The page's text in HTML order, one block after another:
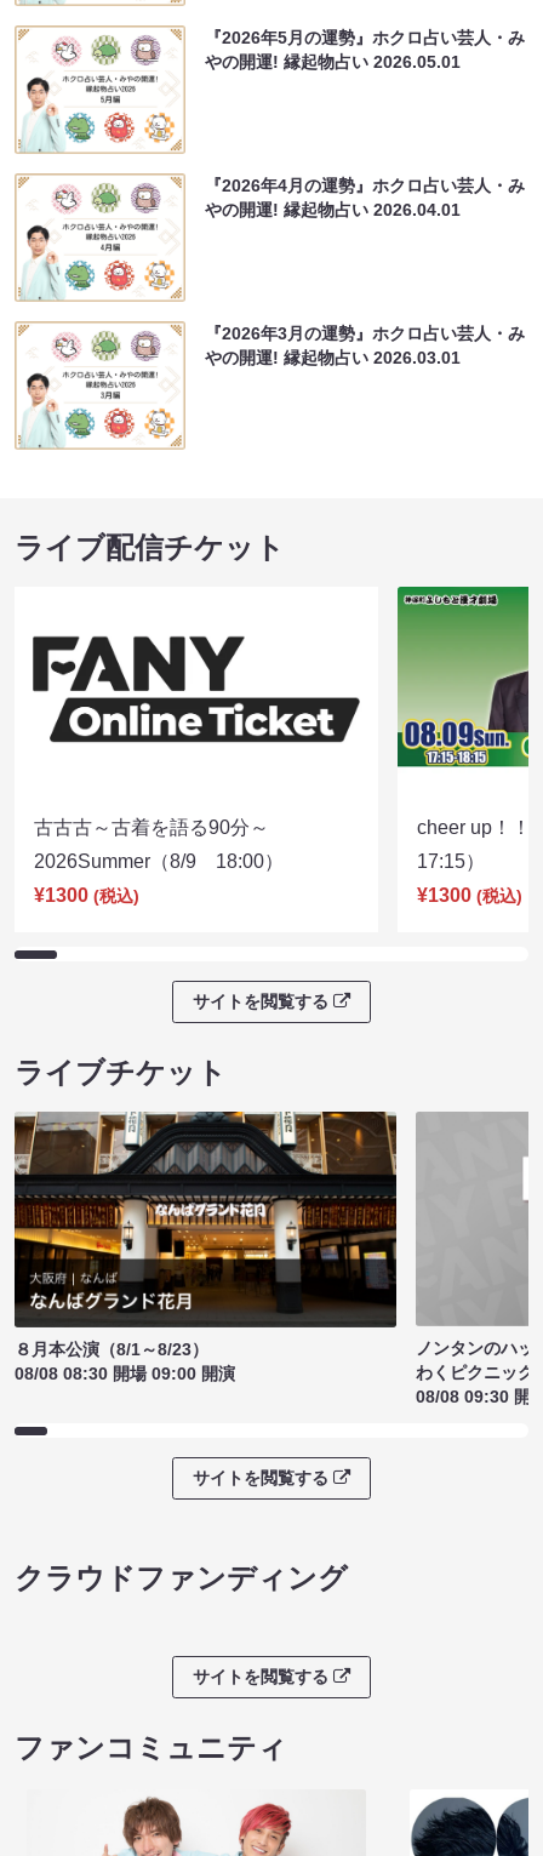
『2026年5月の運勢』ホクロ占い芸人・み
やの開運! 縁起物占い2026.05.01
『2026年4月の運勢』ホクロ占い芸人・み
やの開運! 縁起物占い2026.04.01
『2026年3月の運勢』ホクロ占い芸人・み
やの開運! 縁起物占い2026.03.01
ライブ配信チケット
古古古～古着を語る90分～
2026Summer（8/9 18:00）
¥1300 (税込)
cheer up！
17:15）
¥1300 (税込)
サイトを閲覧する
ライブチケット
８月本公演（8/1～8/23）
08/08 08:30 開場 09:00 開演
ノンタンのハッ
わくピクニック
08/08 09:30 開
サイトを閲覧する
クラウドファンディング
サイトを閲覧する
ファンコミュニティ